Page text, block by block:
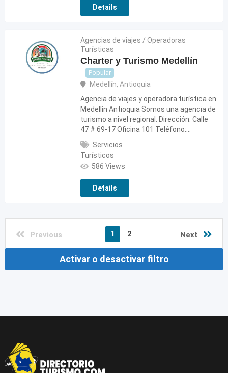
Details
Agencias de viajes / Operadoras
Turísticas
Charter y Turismo Medellín
Popular
Medellín, Antioquia
Agencia de viajes y operadora turística en
Medellín Antioquia Somos una agencia de
turismo a nivel regional. Dirección: Calle
47 # 69-17 Oficina 101 Teléfono:…
Servicios
Turísticos
586 Views
Details
Previous 1 2 Next
Activar o desactivar filtro